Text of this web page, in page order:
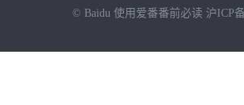
© Baidu 使用爱番番前必读 沪ICP